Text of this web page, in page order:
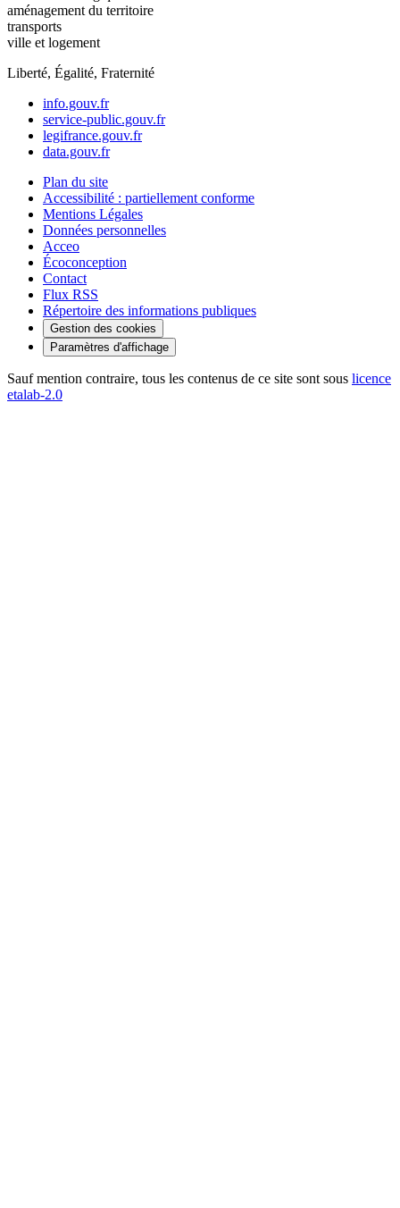
aménagement du territoire
transports
ville et logement
Liberté, Égalité, Fraternité
info.gouv.fr
service-public.gouv.fr
legifrance.gouv.fr
data.gouv.fr
Plan du site
Accessibilité : partiellement conforme
Mentions Légales
Données personnelles
Acceo
Écoconception
Contact
Flux RSS
Répertoire des informations publiques
Gestion des cookies
Paramètres d'affichage
Sauf mention contraire, tous les contenus de ce site sont sous licence
etalab-2.0